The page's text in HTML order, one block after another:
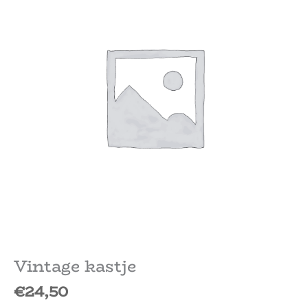
Vintage kastje
€24,50